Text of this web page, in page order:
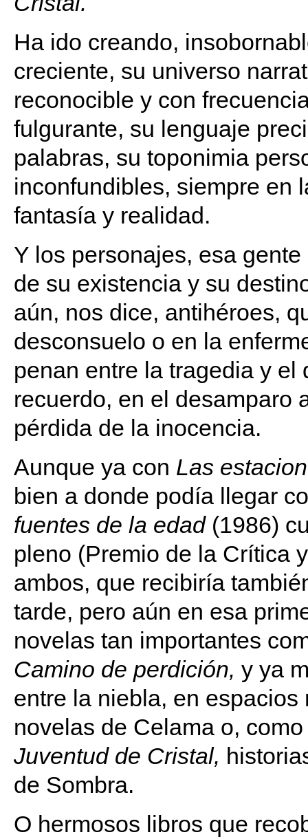
Ha ido creando,
creciente, su universo
reconocible y con
fulgurante, su lenguaje
palabras, su toponimia
inconfundibles, siempre en
fantasía y realidad.
Y los personajes, esa
de su existencia y su
aún, nos dice, antihéroes,
desconsuelo o en la
penan entre la tragedia y
recuerdo, en el desamparo
pérdida de la inocencia.
Aunque ya con Las
bien a donde podía llegar
fuentes de la edad(1986)
pleno (Premio de la Crítica
ambos, que recibiría
tarde, pero aún en esa
novelas tan importantes
Camino de perdición, y ya
entre la niebla, en
novelas de Celama o,
Juventud de Cristal,
de Sombra.
O hermosos libros que